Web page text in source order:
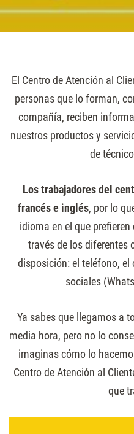
El Centro de Atención al
personas que lo forman,
compañía, reciben
nuestros productos y
de
Los trabajadores del
francés e inglés, por lo
idioma en el que
través de los diferentes
disposición: el teléfono, el
sociales
Ya sabes que llegamos a
media hora, pero no lo
imaginas cómo lo
Centro de Atención al
que